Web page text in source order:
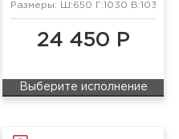
Размеры: Ш:650 Г:1030 В:1030
24 450 Р
Выберите исполнение